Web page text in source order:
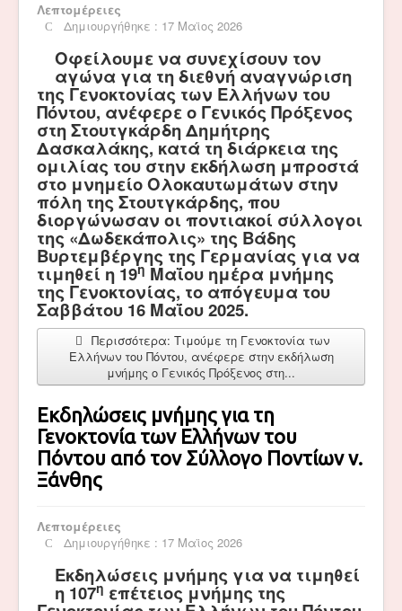
Λεπτομέρειες
Δημιουργήθηκε : 17 Μαϊος 2026
Οφείλουμε να συνεχίσουν τον
αγώνα για τη διεθνή αναγνώριση
της Γενοκτονίας των Ελλήνων του
Πόντου, ανέφερε ο Γενικός Πρόξενος
στη Στουτγκάρδη Δημήτρης
Δασκαλάκης, κατά τη διάρκεια της
ομιλίας του στην εκδήλωση μπροστά
στο μνημείο Ολοκαυτωμάτων στην
πόλη της Στουτγκάρδης, που
διοργώνωσαν οι ποντιακοί σύλλογοι
της «Δωδεκάπολις» της Βάδης
Βυρτεμβέργης της Γερμανίας για να
τιμηθεί η 19η Μαΐου ημέρα μνήμης
της Γενοκτονίας, το απόγευμα του
Σαββάτου 16 Μαΐου 2025.
Περισσότερα: Τιμούμε τη Γενοκτονία των
Ελλήνων του Πόντου, ανέφερε στην εκδήλωση
μνήμης ο Γενικός Πρόξενος στη...
Εκδηλώσεις μνήμης για τη
Γενοκτονία των Ελλήνων του
Πόντου από τον Σύλλογο Ποντίων ν.
Ξάνθης
Λεπτομέρειες
Δημιουργήθηκε : 17 Μαϊος 2026
Εκδηλώσεις μνήμης για να τιμηθεί
η 107η επέτειος μνήμης της